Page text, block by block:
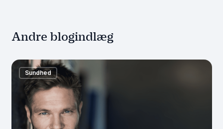
Andre blogindlæg
Sundhed